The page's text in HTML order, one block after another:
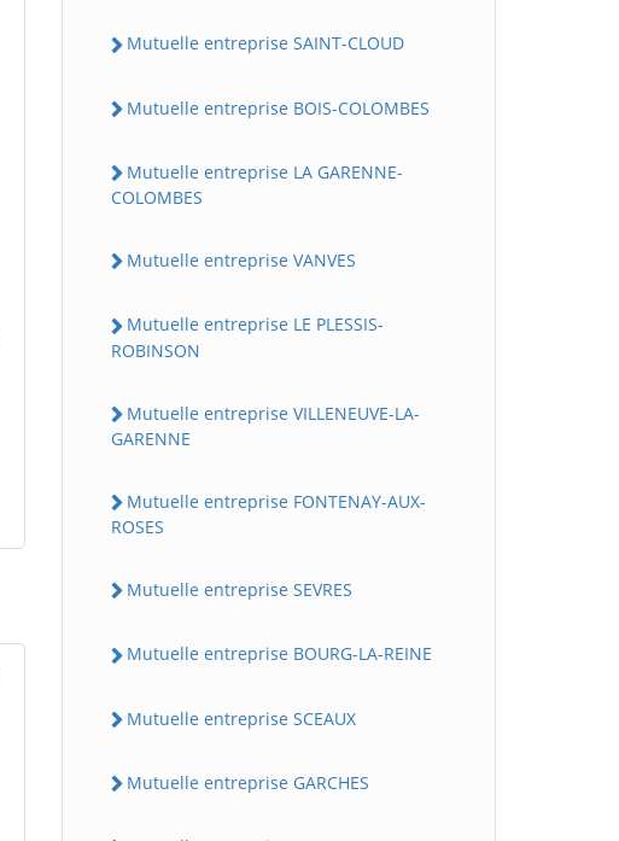
Mutuelle entreprise SAINT-CLOUD
Mutuelle entreprise BOIS-COLOMBES
Mutuelle entreprise LA GARENNE-
COLOMBES
Mutuelle entreprise VANVES
Mutuelle entreprise LE PLESSIS-
ROBINSON
Mutuelle entreprise VILLENEUVE-LA-
GARENNE
Mutuelle entreprise FONTENAY-AUX-
ROSES
Mutuelle entreprise SEVRES
Mutuelle entreprise BOURG-LA-REINE
Mutuelle entreprise SCEAUX
Mutuelle entreprise GARCHES